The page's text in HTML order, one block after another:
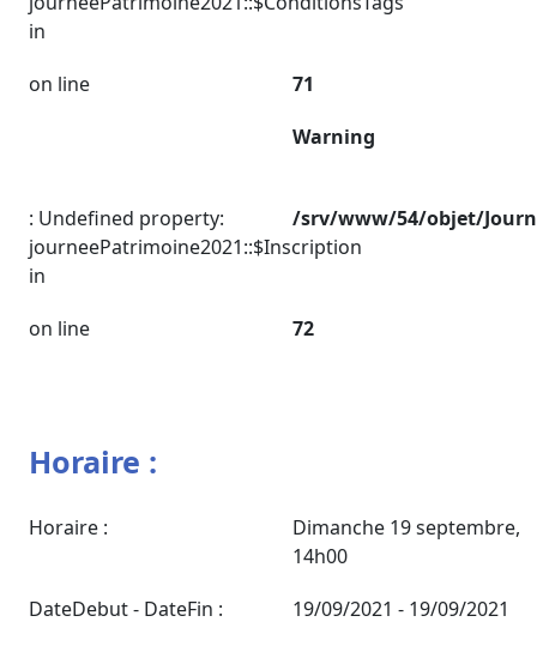
in
on line
71
Warning
: Undefined property:
journeePatrimoine2021::$Inscription
in
/srv/www/54/objet/
on line 72
Horaire :
Horaire :
Dimanche 19 septembre,
14h00
DateDebut - DateFin :
19/09/2021 - 19/09/2021